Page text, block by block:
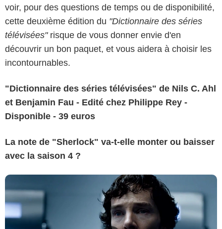
voir, pour des questions de temps ou de disponibilité,
cette deuxième édition du "Dictionnaire des séries
télévisées"risque de vous donner envie d'en
découvrir un bon paquet, et vous aidera à choisir les
incontournables.
"Dictionnaire des séries télévisées" de Nils C. Ahl
et Benjamin Fau - Edité chez Philippe Rey -
Disponible - 39 euros
La note de "Sherlock" va-t-elle monter ou baisser
avec la saison 4 ?